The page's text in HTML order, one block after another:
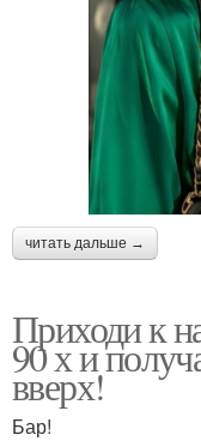
читать дальше →
Приходи к
90 х и
вверх!
Бар!